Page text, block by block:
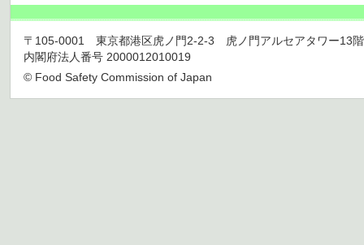
〒105-0001 東京都港区虎ノ門2-2-3 虎ノ門アルセアタワー13
内閣府法人番号 2000012010019
© Food Safety Commission of Japan